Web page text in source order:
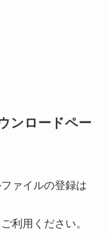
ンロードペー
ァイルの登録は
利用ください。